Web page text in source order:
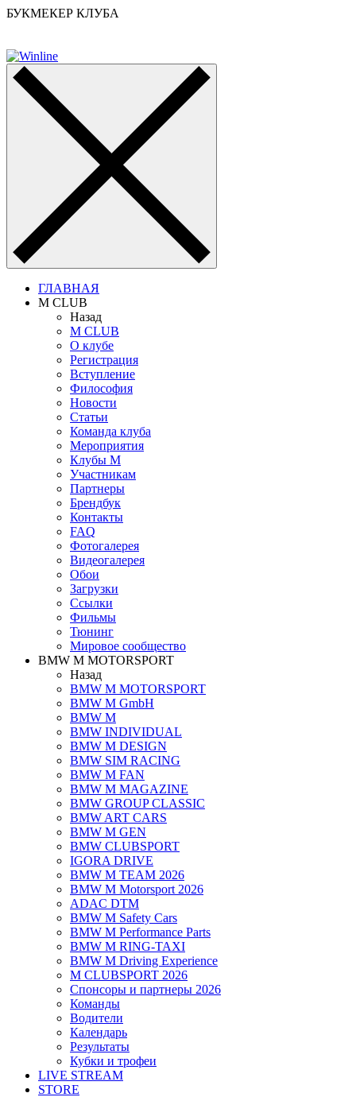
БУКМЕКЕР КЛУБА
ГЛАВНАЯ
M CLUB
Назад
M CLUB
О клубе
Регистрация
Вступление
Философия
Новости
Статьи
Команда клуба
Мероприятия
Клубы M
Участникам
Партнеры
Брендбук
Контакты
FAQ
Фотогалерея
Видеогалерея
Обои
Загрузки
Ссылки
Фильмы
Тюнинг
Мировое сообщество
BMW M MOTORSPORT
Назад
BMW M MOTORSPORT
BMW M GmbH
BMW M
BMW INDIVIDUAL
BMW M DESIGN
BMW SIM RACING
BMW M FAN
BMW M MAGAZINE
BMW GROUP CLASSIC
BMW ART CARS
BMW M GEN
BMW CLUBSPORT
IGORA DRIVE
BMW M TEAM 2026
BMW M Motorsport 2026
ADAC DTM
BMW M Safety Cars
BMW M Performance Parts
BMW M RING-TAXI
BMW M Driving Experience
M CLUBSPORT 2026
Спонсоры и партнеры 2026
Команды
Водители
Календарь
Результаты
Кубки и трофеи
LIVE STREAM
STORE